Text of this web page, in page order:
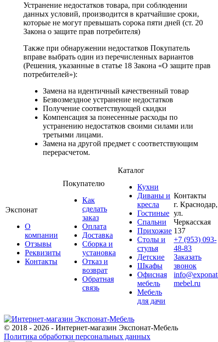
Устранение недостатков товара, при соблюдении
данных условий, производится в кратчайшие сроки,
которые не могут превышать сорока пяти дней (ст. 20
Закона о защите прав потребителя)
Также при обнаружении недостатков Покупатель
вправе выбрать один из перечисленных вариантов
(Решения, указанные в статье 18 Закона «О защите прав
потребителей»):
Замена на идентичный качественный товар
Безвозмездное устранение недостатков
Получение соответствующей скидки
Компенсация за понесенные расходы по
устранению недостатков своими силами или
третьими лицами.
Замена на другой предмет с соответствующим
перерасчетом.
Экспонат
О
компании
Отзывы
Реквизиты
Контакты
Покупателю
Как
сделать
заказ
Оплата
Доставка
Сборка и
установка
Отказ и
возврат
Обратная
связь
Каталог
Кухни
Диваны и
кресла
Гостиные
Спальни
Прихожие
Столы и
стулья
Детские
Шкафы
Офисная
мебель
Мебель
для дачи
Контакты
г. Краснодар,
ул.
Черкасская
137
+7 (953) 093-
48-83
Заказать
звонок
mebel.ru
© 2018 - 2026 - Интернет-магазин Экспонат-Мебель
Политика обработки персональных данных